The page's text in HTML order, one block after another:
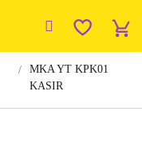
MKA YT KPK01
KASIR